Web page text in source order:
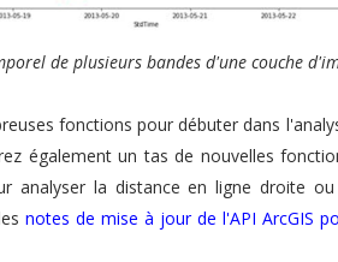
de plusieurs bandes d'une couche
fonctions pour débuter dans
également un tas de nouvelles
analyser la distance en ligne droite
notes de mise à jour de l'API ArcGIS